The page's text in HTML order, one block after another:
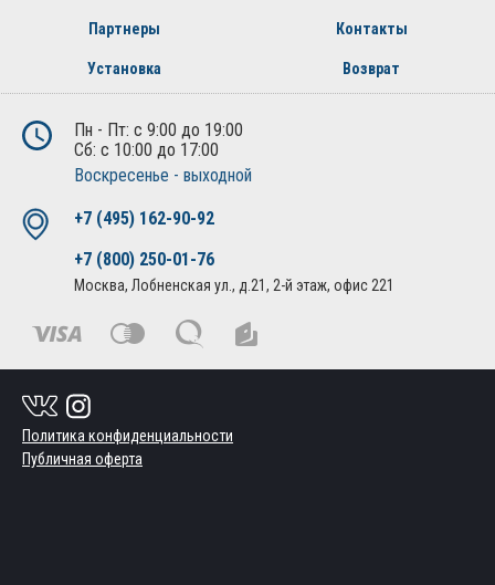
Партнеры Контакты
Установка Возврат
Пн - Пт: с 9:00 до 19:00
Сб: с 10:00 до 17:00
Воскресенье - выходной
+7 (495) 162-90-92
+7 (800) 250-01-76
Москва, Лобненская ул., д.21, 2-й этаж, офис 221
Политика конфиденциальности
Публичная оферта